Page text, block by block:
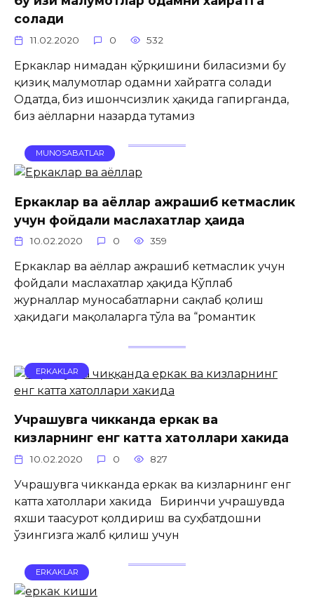
солади
11.02.2020 0 532
Еркаклар нимадан қўрқишини биласизми бу
қизиқ малумотлар одамни хайратга солади
Одатда, биз ишончсизлик ҳақида гапирганда,
биз аёлларни назарда тутамиз
MUNOSABATLAR
Еркаклар ва аёллар ажрашиб кетмаслик
учун фойдали маслахатлар ҳақида
10.02.2020 0 359
Еркаклар ва аёллар ажрашиб кетмаслик учун
фойдали маслахатлар ҳақида Кўплаб
журналлар муносабатларни сақлаб қолиш
ҳақидаги мақолаларга тўла ва “романтик
ERKAKLAR
Учрашувга чикканда еркак ва
кизларнинг енг катта хатоллари хакида
10.02.2020 0 827
Учрашувга чикканда еркак ва кизларнинг енг
катта хатоллари хакида Биринчи учрашувда
яхши таасурот қолдириш ва суҳбатдошни
ўзингизга жалб қилиш учун
ERKAKLAR